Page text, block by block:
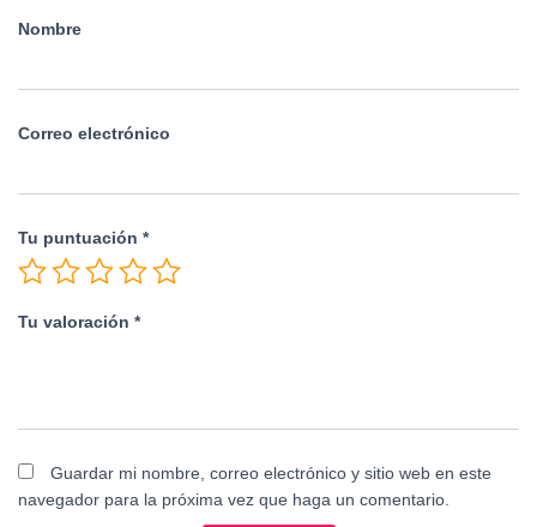
Nombre
Correo electrónico
Tu puntuación *
Tu valoración *
Guardar mi nombre, correo electrónico y sitio web en este
navegador para la próxima vez que haga un comentario.